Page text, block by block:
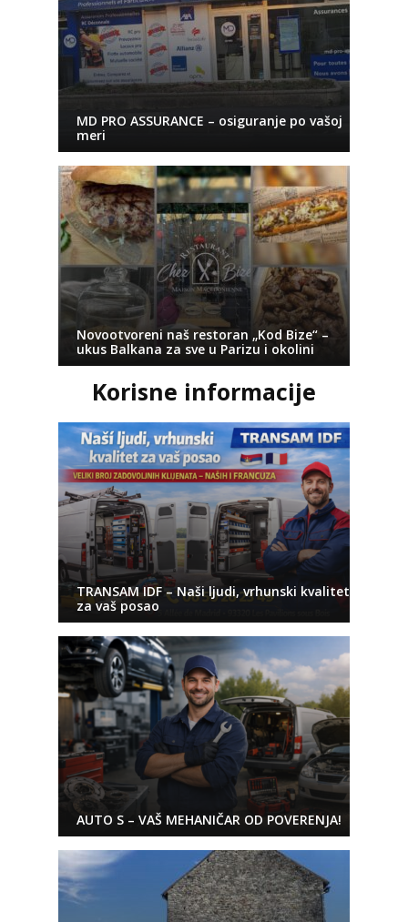
MD PRO ASSURANCE – osiguranje po vašoj
meri
Novootvoreni naš restoran „Kod Bize“ –
ukus Balkana za sve u Parizu i okolini
Korisne informacije
TRANSAM IDF – Naši ljudi, vrhunski kvalitet
za vaš posao
AUTO S – VAŠ MEHANIČAR OD POVERENJA!